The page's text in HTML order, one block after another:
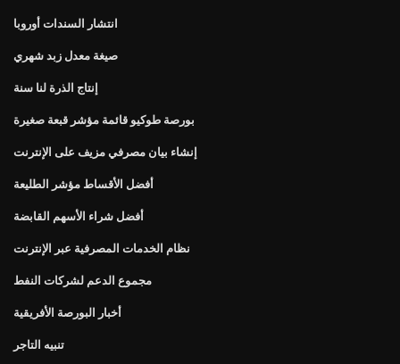
انتشار السندات أوروبا
صيغة معدل زبد شهري
إنتاج الذرة لنا سنة
بورصة طوكيو قائمة مؤشر قبعة صغيرة
إنشاء بيان مصرفي مزيف على الإنترنت
أفضل الأقساط مؤشر الطليعة
أفضل شراء الأسهم القابضة
نظام الخدمات المصرفية عبر الإنترنت
مجموع الدعم لشركات النفط
أخبار البورصة الأفريقية
تنبيه التاجر